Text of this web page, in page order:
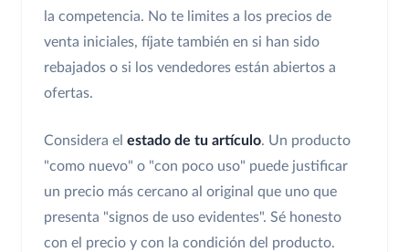
la competencia. No te limites a los precios de
venta iniciales, fíjate también en si han sido
rebajados o si los vendedores están abiertos a
ofertas.
Considera el estado de tu artículo. Un producto
"como nuevo" o "con poco uso" puede justificar
un precio más cercano al original que uno que
presenta "signos de uso evidentes". Sé honesto
con el precio y con la condición del producto.